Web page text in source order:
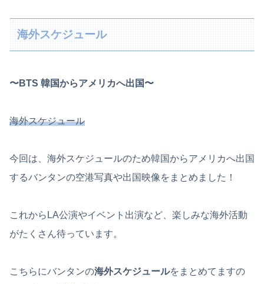
海外スケジュール
〜BTS 韓国からアメリカへ出国〜
海外スケジュール
今回は、海外スケジュールのため韓国からアメリカへ出国
するバンタンの空港写真や出国映像をまとめました！
これからLA公演やイベント出演など、楽しみな海外活動
がたくさん待っています。
こちらにバンタンの海外スケジュールをまとめてますの